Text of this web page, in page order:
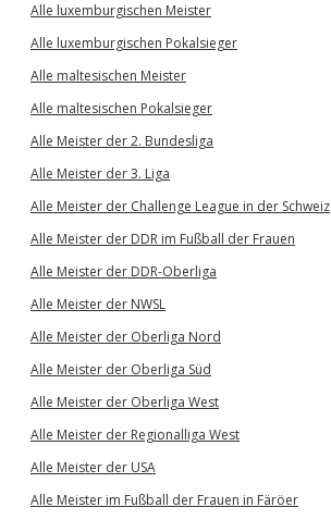
Alle luxemburgischen Meister
Alle luxemburgischen Pokalsieger
Alle maltesischen Meister
Alle maltesischen Pokalsieger
Alle Meister der 2. Bundesliga
Alle Meister der 3. Liga
Alle Meister der Challenge League in der Schweiz
Alle Meister der DDR im Fußball der Frauen
Alle Meister der DDR-Oberliga
Alle Meister der NWSL
Alle Meister der Oberliga Nord
Alle Meister der Oberliga Süd
Alle Meister der Oberliga West
Alle Meister der Regionalliga West
Alle Meister der USA
Alle Meister im Fußball der Frauen in Färöer